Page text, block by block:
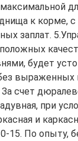
к корме, с
заплат.
будет
счет
при
и
15. По опыту,